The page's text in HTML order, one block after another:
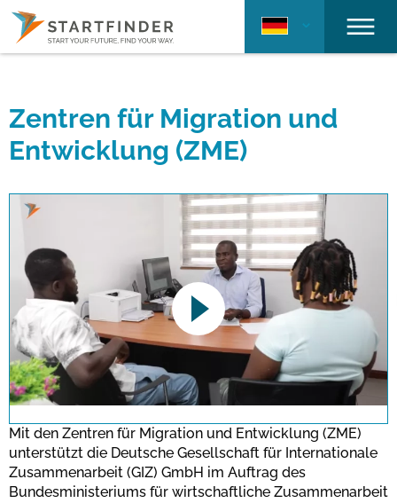
Zentren für Migration und
Entwicklung (ZME)
This link opens a YouTube video. Please
note the data protection regulations valid
Bestätigen
Mit den Zentren für Migration und Entwicklung (ZME)
unterstützt die Deutsche Gesellschaft für Internationale
Zusammenarbeit (GIZ) GmbH im Auftrag des
Bundesministeriums für wirtschaftliche Zusammenarbeit